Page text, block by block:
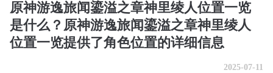
评测 新闻
原神游逸旅闻鎏溢之章神里绫人位置一览
是什么？原神游逸旅闻鎏溢之章神里绫人
位置一览提供了角色位置的详细信息
2025-07-11